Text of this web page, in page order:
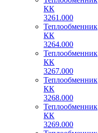
КК
3261.000
Теплообменник
КК
3264.000
Теплообменник
КК
3267.000
Теплообменник
КК
3268.000
Теплообменник
КК
3269.000